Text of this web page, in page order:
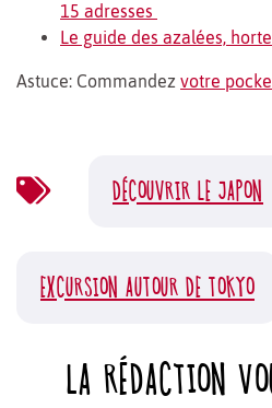
15 adresses
Le guide des azalées,
Astuce: Commandez votre
DÉCOUVRIR LE JAPON
EXCURSION AUTOUR DE TOKYO
LA RÉDACTION